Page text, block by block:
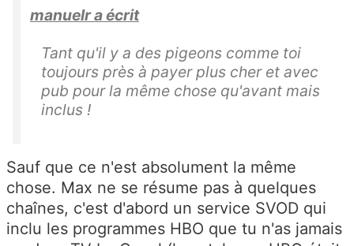
manuelr a écrit
Tant qu'il y a des pigeons comme toi
toujours près à payer plus cher et avec
pub pour la même chose qu'avant mais
inclus !
Sauf que ce n'est absolument la même
chose. Max ne se résume pas à quelques
chaînes, c'est d'abord un service SVOD qui
inclu les programmes HBO que tu n'as jamais